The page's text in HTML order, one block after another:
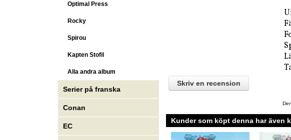
Optimal Press
Rocky
Spirou
Kapten Stofil
Alla andra album
Serier på franska
Conan
EC
Skriv en recension
Kunder som köpt denna har även